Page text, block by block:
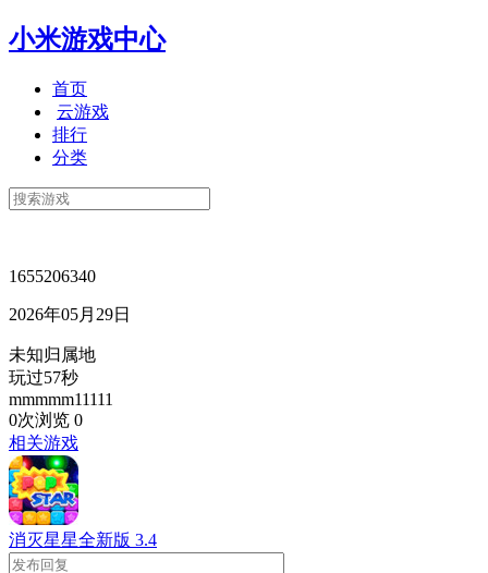
小米游戏中心
首页
云游戏
排行
分类
1655206340
2026年05月29日
未知归属地
玩过57秒
mmmmm11111
0次浏览 0
相关游戏
消灭星星全新版 3.4